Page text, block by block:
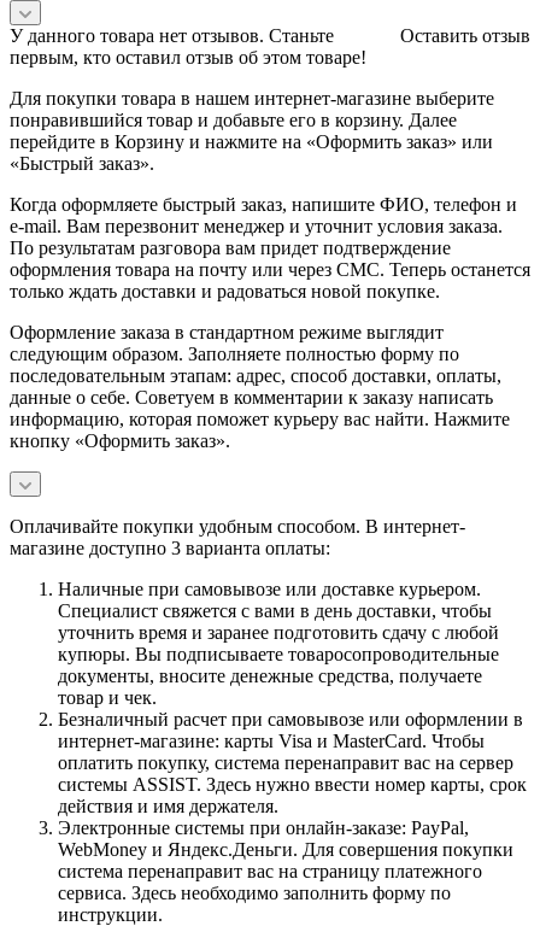
Оставить отзыв
У данного товара нет отзывов. Станьте
первым, кто оставил отзыв об этом товаре!
Для покупки товара в нашем интернет-магазине выберите
понравившийся товар и добавьте его в корзину. Далее
перейдите в Корзину и нажмите на «Оформить заказ» или
«Быстрый заказ».
Когда оформляете быстрый заказ, напишите ФИО, телефон и
e-mail. Вам перезвонит менеджер и уточнит условия заказа.
По результатам разговора вам придет подтверждение
оформления товара на почту или через СМС. Теперь останется
только ждать доставки и радоваться новой покупке.
Оформление заказа в стандартном режиме выглядит
следующим образом. Заполняете полностью форму по
последовательным этапам: адрес, способ доставки, оплаты,
данные о себе. Советуем в комментарии к заказу написать
информацию, которая поможет курьеру вас найти. Нажмите
кнопку «Оформить заказ».
Оплачивайте покупки удобным способом. В интернет-
магазине доступно 3 варианта оплаты:
Наличные при самовывозе или доставке курьером.
Специалист свяжется с вами в день доставки, чтобы
уточнить время и заранее подготовить сдачу с любой
купюры. Вы подписываете товаросопроводительные
документы, вносите денежные средства, получаете
товар и чек.
Безналичный расчет при самовывозе или оформлении в
интернет-магазине: карты Visa и MasterCard. Чтобы
оплатить покупку, система перенаправит вас на сервер
системы ASSIST. Здесь нужно ввести номер карты, срок
действия и имя держателя.
Электронные системы при онлайн-заказе: PayPal,
WebMoney и Яндекс.Деньги. Для совершения покупки
система перенаправит вас на страницу платежного
сервиса. Здесь необходимо заполнить форму по
инструкции.